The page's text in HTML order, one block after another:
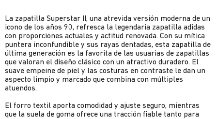
La zapatilla Superstar II, una atrevida versión moderna de un
icono de los años 90, refresca la legendaria zapatilla adidas
con proporciones actuales y actitud renovada. Con su mítica
puntera inconfundible y sus rayas dentadas, esta zapatilla de
última generación es la favorita de las usuarias de zapatillas
que valoran el diseño clásico con un atractivo duradero. El
suave empeine de piel y las costuras en contraste le dan un
aspecto limpio y marcado que combina con múltiples
atuendos.
El forro textil aporta comodidad y ajuste seguro, mientras
que la suela de goma ofrece una tracción fiable tanto para